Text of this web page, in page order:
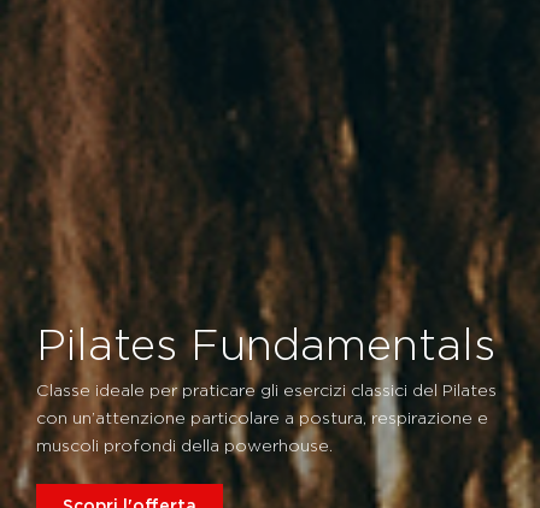
Pilates Fundamentals
Classe ideale per praticare gli esercizi classici del Pilates
con un’attenzione particolare a postura, respirazione e
muscoli profondi della powerhouse.